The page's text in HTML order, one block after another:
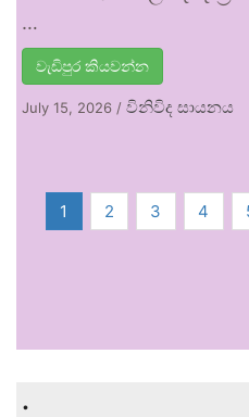
…
වැඩිපුර කියවන්න
July 15, 2026 / විනිවිද සායනය
1 2 3 4
.